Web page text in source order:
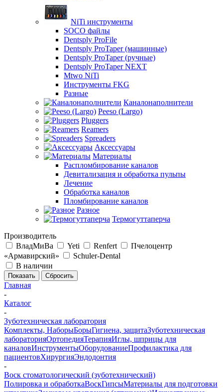
NiTi инструменты
SOCO файлы
Dentsply ProFile
Dentsply ProTaper (машинные)
Dentsply ProTaper (ручные)
Dentsply ProTaper NEXT
Mtwo NiTi
Инструменты FKG
Разные
Каналонаполнители
Peeso (Largo)
Pluggers
Reamers
Spreaders
Аксессуары
Материалы
Распломбирование каналов
Девитализация и обработка пульпы
Лечение
Обработка каналов
Пломбирование каналов
Разное
Термогуттаперча
Производитель
ВладМиВа
Yeti Renfert
Пчелоцентр
«Армавирский»
Schuler-Dental
В наличии
Сбросить
Главная
-
Каталог
-
Зуботехническая лаборатория
Комплекты, НаборыБорыГигиена, защитаЗуботехническая
лабораторияОртопедияТерапияИглы, шприцы для
каналовИнструментыОборудованиеПрофилактика для
пациентовХирургияЭндодонтия
-
Воск стоматологический (зуботехнический)
Полировка и обработкаВоскГипсыМатериалы для подготовки